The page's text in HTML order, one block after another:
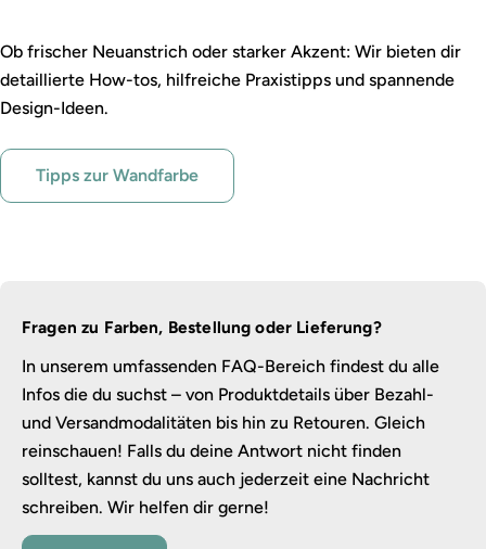
Ob frischer Neuanstrich oder starker Akzent: Wir bieten dir
detaillierte How-tos, hilfreiche Praxistipps und spannende
Design-Ideen.
Tipps zur Wandfarbe
Fragen zu Farben, Bestellung oder Lieferung?
In unserem umfassenden FAQ-Bereich findest du alle
Infos die du suchst – von Produktdetails über Bezahl-
und Versandmodalitäten bis hin zu Retouren. Gleich
reinschauen! Falls du deine Antwort nicht finden
solltest, kannst du uns auch jederzeit eine Nachricht
schreiben. Wir helfen dir gerne!